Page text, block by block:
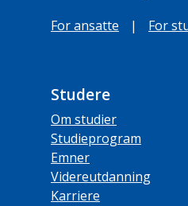
For ansatte | For
Studere
Om studier
Studieprogram
Emner
Videreutdanning
Karriere